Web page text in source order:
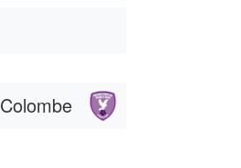
Colombe